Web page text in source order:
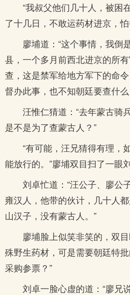
“我叔父他们几十人，被困
了十几日，不敢运药材进京，
廖埔道：“这个事情，我倒
县，一个多月前西北进京的所
查，这是禁军给地方军下的命
督办此事，也不知朝廷要查什么
汪惟仁猜道：“去年蒙古骑
是不是为了查蒙古人？”
“有可能，汪兄猜得有理，
能放行的。”廖埔双目扫了一眼刘
刘卓忙道：“汪公子、廖公
雍汉人，他带的伙计，几十人
山汉子，没有蒙古人。”
廖埔脸上似笑非笑的，双
殊野生药材，可是需要朝廷特
采购参票？”
刘卓一脸心虚的道：“廖兄